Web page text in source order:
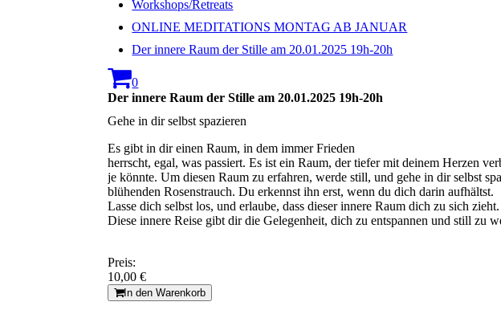
Workshops/Retreats
ONLINE MEDITATIONS MONTAG AB JANUAR
Der innere Raum der Stille am 20.01.2025 19h-20h
0
Der innere Raum der Stille am 20.01.2025 19h-20h
Gehe in dir selbst spazieren
Es gibt in dir einen Raum, in dem immer Frieden
herrscht, egal, was passiert. Es ist ein Raum, der tiefer mit deinem Herzen
je könnte. Um diesen Raum zu erfahren, werde still, und gehe in dir selbst
blühenden Rosenstrauch. Du erkennst ihn erst, wenn du dich darin aufhältst.
Lasse dich selbst los, und erlaube, dass dieser innere Raum dich zu sich zieht.
Diese innere Reise gibt dir die Gelegenheit, dich zu entspannen und still zu
Preis:
10,00 €
In den Warenkorb